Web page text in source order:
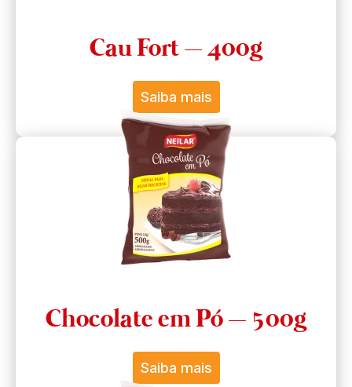
Cau Fort – 400g
Saiba mais
Chocolate em Pó – 500g
Saiba mais